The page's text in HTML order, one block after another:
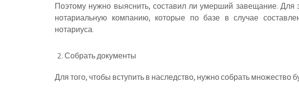
Поэтому нужно выяснить, составил ли умерший завещание. Для
нотариальную компанию, которые по базе в случае
нотариуса.
Собрать документы
Для того, чтобы вступить в наследство, нужно собрать множество